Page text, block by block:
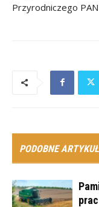
Przyrodniczego
PODOBNE